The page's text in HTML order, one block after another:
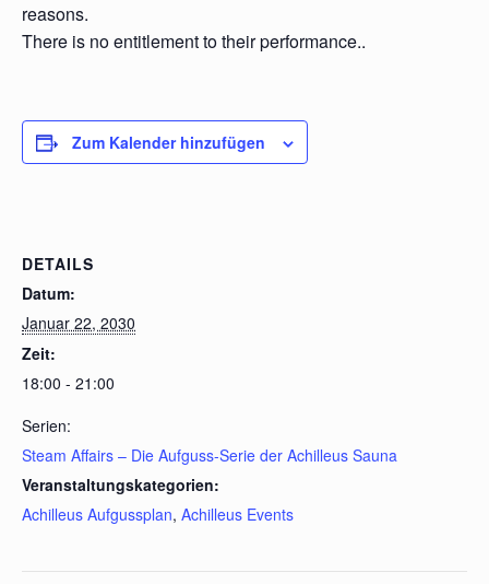
reasons.
There is no entitlement to their performance..
Zum Kalender hinzufügen
DETAILS
Datum:
Januar 22, 2030
Zeit:
18:00 - 21:00
Serien:
Steam Affairs – Die Aufguss-Serie der Achilleus Sauna
Veranstaltungskategorien:
Achilleus Aufgussplan, Achilleus Events